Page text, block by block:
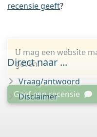
recensie geeft?
U mag een website
geven.
Geef een recensie
Direct naar ...
Vraag/antwoord
Disclaimer